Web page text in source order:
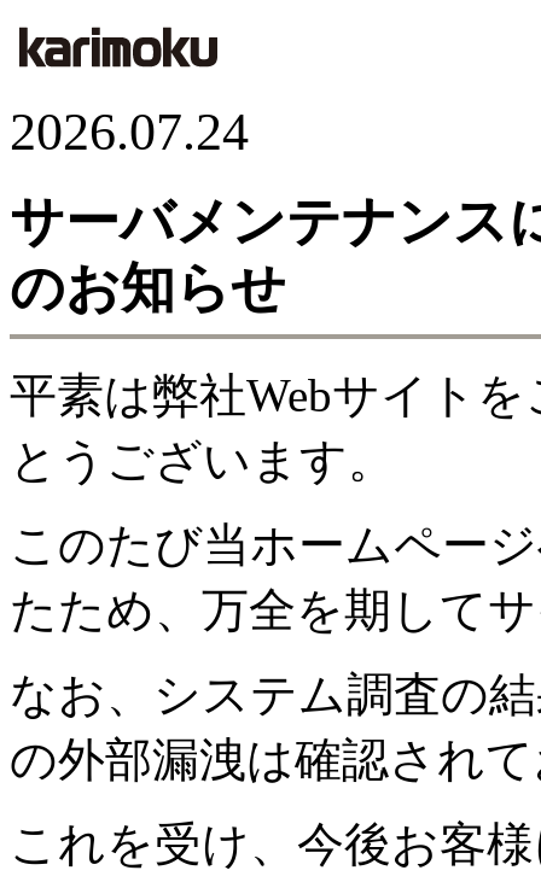
2026.07.24
サーバメンテナンス
のお知らせ
平素は弊社Webサイト
とうございます。
このたび当ホームペー
たため、万全を期して
なお、システム調査の
の外部漏洩は確認され
これを受け、今後お客